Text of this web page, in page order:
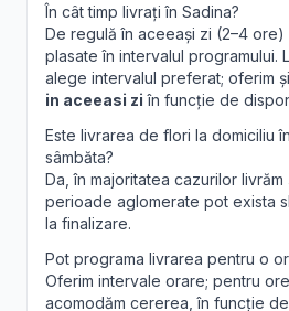
În cât timp livrați în Sadina?
De regulă în aceeași zi (2–4
plasate în intervalul programului.
alege intervalul preferat; oferim și
in aceeasi zi în funcție de
Este livrarea de flori la domiciliu
sâmbăta?
Da, în majoritatea cazurilor livrăm
perioade aglomerate pot exista
la finalizare.
Pot programa livrarea pentru o
Oferim intervale orare; pentru
acomodăm cererea, în funcție